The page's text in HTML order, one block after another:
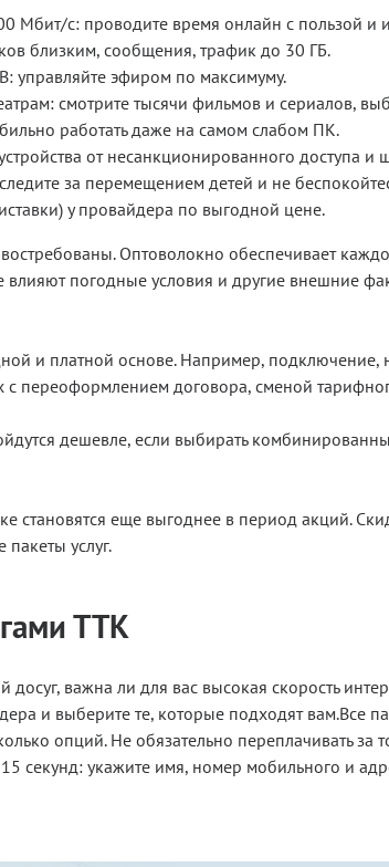
Мбит/с: проводите время онлайн с пользой и
близким, сообщения, трафик до 30 ГБ.
управляйте эфиром по максимуму.
смотрите тысячи фильмов и сериалов,
работать даже на самом слабом ПК.
от несанкционированного доступа
за перемещением детей и не
у провайдера по выгодной цене.
Оптоволокно обеспечивает
влияют погодные условия и другие внешние
и платной основе. Например,
с переоформлением договора, сменой
дешевле, если выбирать
становятся еще выгоднее в период акций.
услуг.
ТТК
важна ли для вас высокая скорость
и выберите те, которые подходят вам.Все
опций. Не обязательно переплачивать за
секунд: укажите имя, номер мобильного и